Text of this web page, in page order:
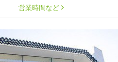
営業時間など